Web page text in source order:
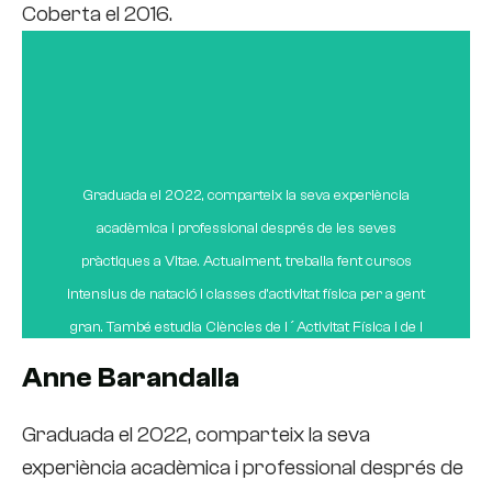
d'Escola Vitae, Patricia troba satisfacció en la tasca diària,
del camí, ja que, segons ella, l'educació no només canvia
el món, sinó les persones que el canviaran.
Coberta el 2016.
Graduada el 2022, comparteix la seva experiència
acadèmica i professional després de les seves
pràctiques a Vitae. Actualment, treballa fent cursos
intensius de natació i classes d'activitat física per a gent
gran. També estudia Ciències de l´Activitat Física i de l
Campionats d'Espanya a la categoria infantil. Anne
destaca que Vitae li va obrir moltes portes a l'àmbit
Anne Barandalla
Graduada el 2022, comparteix la seva
experiència acadèmica i professional després de